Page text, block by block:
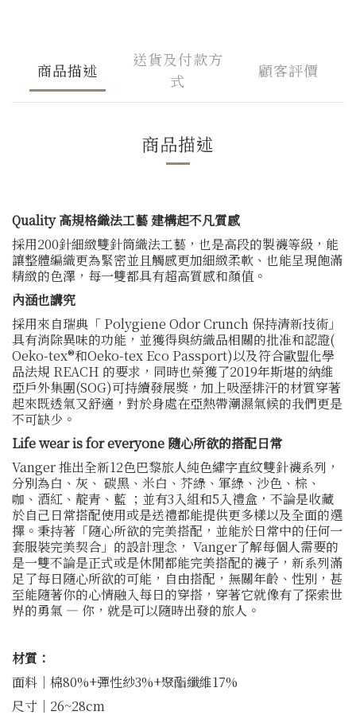
商品描述
送貨及付款方
式
顧客評價
商品描述
Quality 高規格織法工藝 建構起不凡質感
採用200針細緻雙針筒織法工藝，也是高段的製襪等級，能
讓整體編織更為緊密並且觸感更加細緻柔軟、也能呈現飽滿
精緻的色澤，每一雙都具有超高質感和顏值。
內涵也講究
採用來自瑞典「 Polygiene Odor Crunch 保持清新技術」
具有消除異味的功能，並獲得與紡織品相關的批准和認證(
Oeko-tex®和Oeko-tex Eco Passport)以及符合歐盟化學
品法規 REACH 的要求，同時也榮獲了2019年斯堪的納維
亞戶外集團(SOG)可持續發展獎，加上吸溼排汗的材質穿著
起來既透氣又舒適，對於身處在亞熱帶潮濕氣候的我們更是
不可缺少。
Life wear is for everyone 隨心所欲的搭配日常
Vanger 推出全新12色巴黎旅人純色繡字直紋雙針襪系列，
分別為白、灰、 碳黑、米白、芥綠、軍綠、沙色、棕、
咖、酒紅、靛青、藍 ；並有3入組和5入禮盒，不論是收藏
於自己日常搭配使用或是送禮都能提供更多樣以及全面的選
擇。秉持著「隨心所欲的完美搭配，並能於日常中的任何一
套服裝完美契合」的設計理念， Vanger了解每個人需要的
是一雙不論是正式或是休閒都能完美搭配的襪子，新系列滿
足了每日隨心所欲的可能，自由搭配，無關年齡、性別，甚
至能隨著你的心情融入每日的穿搭，穿著它就像有了探索世
界的勇氣 — 你，就是可以隨時出發的旅人。
材質：
面料｜棉80%+彈性紗3%+聚酯纖維17%
尺寸｜26~28cm